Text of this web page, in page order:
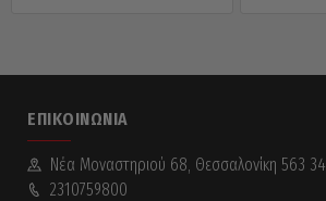
ΕΠΙΚΟΙΝΩΝΊΑ
Νέα Mοναστηριού 68, Θεσσαλονίκη 563 34
2310759800